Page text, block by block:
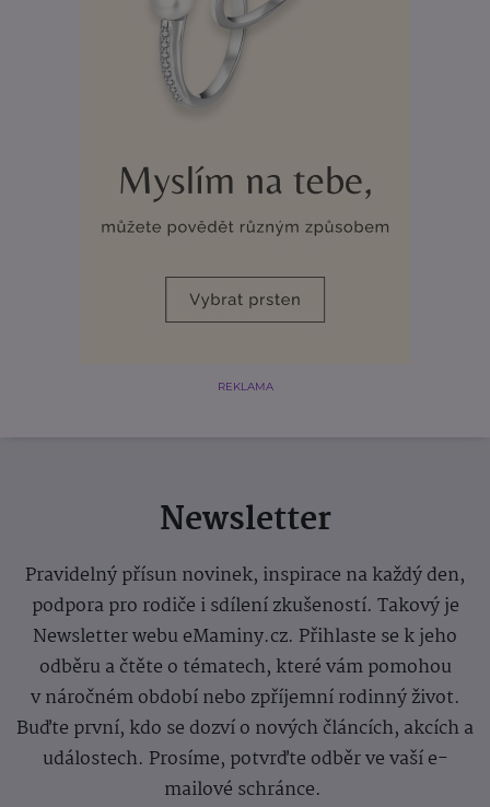
REKLAMA
Newsletter
Pravidelný přísun novinek, inspirace na každý den,
podpora pro rodiče i sdílení zkušeností. Takový je
Newsletter webu eMaminy.cz. Přihlaste se k jeho
odběru a čtěte o tématech, které vám pomohou
v náročném období nebo zpříjemní rodinný život.
Buďte první, kdo se dozví o nových článcích, akcích a
událostech. Prosíme, potvrďte odběr ve vaší e-
mailové schránce.